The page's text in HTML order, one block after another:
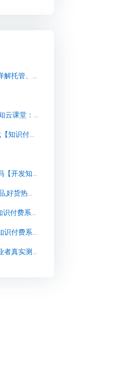
知识付费平台如何选型？详解托管、私有化与SaaS方案，赋能独立讲师与机构高效卖课
河南开源知识付费系统,兔知云课堂：开启知识学习的新时代
知识付费变现系统app下载【知识付费变现系统app下载知识付费系统系统怎么制作，知识付费系统搭建使用教程】
开发知识付费系统有前景吗【开发知识付费系统有前景吗知识付费系统系统怎么制作，知识付费系统搭建使用教程】
知识付费网站搭建,潮流新品,好货热卖,更多优惠尽在淘宝!【知识付费网站搭建,潮流新品,好货热卖,更多优惠尽在淘宝!知识付费系统系统怎么制作，知识付费系统搭建使用教程】
知识付费系统thinkphp【知识付费系统thinkphp知识付费系统系统怎么制作，知识付费系统搭建使用教程】
知识付费系统咨询电话【知识付费系统咨询电话知识付费系统系统怎么制作，知识付费系统搭建使用教程】
私域卖课平台怎么选？从业者真实测评与避坑参考